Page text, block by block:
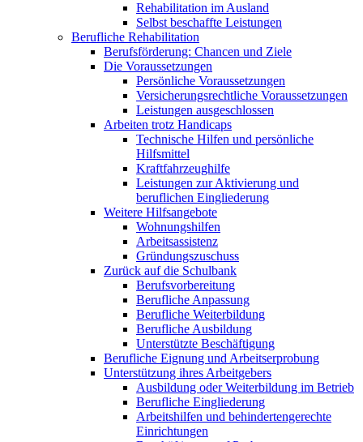
Rehabilitation im Ausland
Selbst beschaffte Leistungen
Berufliche Rehabilitation
Berufsförderung: Chancen und Ziele
Die Voraussetzungen
Persönliche Voraussetzungen
Versicherungsrechtliche Voraussetzungen
Leistungen ausgeschlossen
Arbeiten trotz Handicaps
Technische Hilfen und persönliche
Hilfsmittel
Kraftfahrzeughilfe
Leistungen zur Aktivierung und
beruflichen Eingliederung
Weitere Hilfsangebote
Wohnungshilfen
Arbeitsassistenz
Gründungszuschuss
Zurück auf die Schulbank
Berufsvorbereitung
Berufliche Anpassung
Berufliche Weiterbildung
Berufliche Ausbildung
Unterstützte Beschäftigung
Berufliche Eignung und Arbeitserprobung
Unterstützung ihres Arbeitgebers
Ausbildung oder Weiterbildung im Betrieb
Berufliche Eingliederung
Arbeitshilfen und behindertengerechte
Einrichtungen